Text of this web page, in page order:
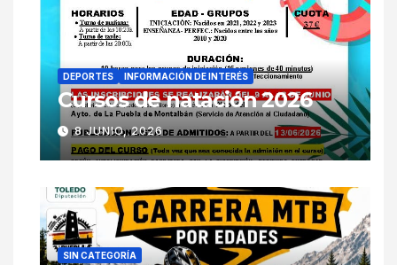
DEPORTES INFORMACIÓN DE INTERÉS
Cursos de natación 2026
8 JUNIO, 2026
SIN CATEGORÍA